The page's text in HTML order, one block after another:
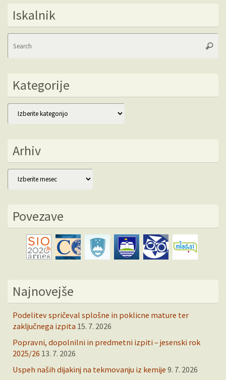
Iskalnik
Kategorije
Kategorije
Arhiv
Arhiv
Povezave
Najnovejše
Podelitev spričeval splošne in poklicne mature ter
zaključnega izpita 15. 7. 2026
Popravni, dopolnilni in predmetni izpiti – jesenski rok
2025/26 13. 7. 2026
Uspeh naših dijakinj na tekmovanju iz kemije 9. 7. 2026